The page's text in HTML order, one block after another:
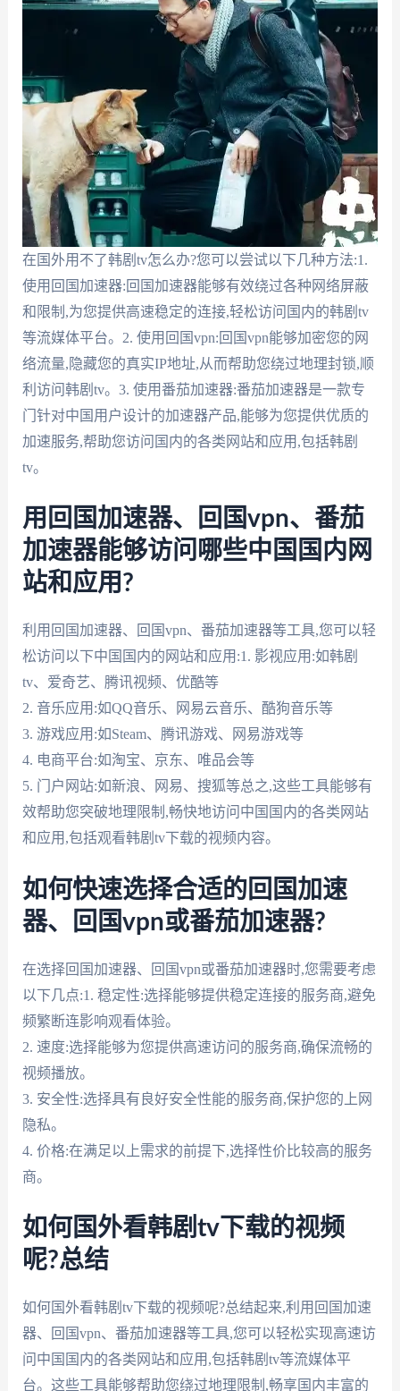
在国外用不了韩剧tv怎么办?您可以尝试以下几种方法:1.
使用回国加速器:回国加速器能够有效绕过各种网络屏蔽
和限制,为您提供高速稳定的连接,轻松访问国内的韩剧tv
等流媒体平台。2. 使用回国vpn:回国vpn能够加密您的网
络流量,隐藏您的真实IP地址,从而帮助您绕过地理封锁,顺
利访问韩剧tv。3. 使用番茄加速器:番茄加速器是一款专
门针对中国用户设计的加速器产品,能够为您提供优质的
加速服务,帮助您访问国内的各类网站和应用,包括韩剧
tv。
用回国加速器、回国vpn、番茄
加速器能够访问哪些中国国内网
站和应用?
利用回国加速器、回国vpn、番茄加速器等工具,您可以轻
松访问以下中国国内的网站和应用:1. 影视应用:如韩剧
tv、爱奇艺、腾讯视频、优酷等
2. 音乐应用:如QQ音乐、网易云音乐、酷狗音乐等
3. 游戏应用:如Steam、腾讯游戏、网易游戏等
4. 电商平台:如淘宝、京东、唯品会等
5. 门户网站:如新浪、网易、搜狐等总之,这些工具能够有
效帮助您突破地理限制,畅快地访问中国国内的各类网站
和应用,包括观看韩剧tv下载的视频内容。
如何快速选择合适的回国加速
器、回国vpn或番茄加速器?
在选择回国加速器、回国vpn或番茄加速器时,您需要考虑
以下几点:1. 稳定性:选择能够提供稳定连接的服务商,避免
频繁断连影响观看体验。
2. 速度:选择能够为您提供高速访问的服务商,确保流畅的
视频播放。
3. 安全性:选择具有良好安全性能的服务商,保护您的上网
隐私。
4. 价格:在满足以上需求的前提下,选择性价比较高的服务
商。
如何国外看韩剧tv下载的视频
呢?总结
如何国外看韩剧tv下载的视频呢?总结起来,利用回国加速
器、回国vpn、番茄加速器等工具,您可以轻松实现高速访
问中国国内的各类网站和应用,包括韩剧tv等流媒体平
台。这些工具能够帮助您绕过地理限制,畅享国内丰富的